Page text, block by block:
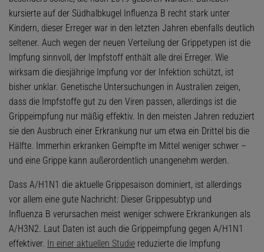
kursierte auf der Südhalbkugel Influenza B recht stark unter
Kindern, dieser Erreger war in den letzten Jahren ebenfalls deutlich
seltener. Auch wegen der neuen Verteilung der Grippetypen ist die
Impfung sinnvoll, der Impfstoff enthält alle drei Erreger. Wie
wirksam die diesjährige Impfung vor der Infektion schützt, ist
bisher unklar. Genetische Untersuchungen in Australien zeigen,
dass die Impfstoffe gut zu den Viren passen, allerdings ist die
Grippeimpfung nur mäßig effektiv. In den meisten Jahren reduziert
sie den Ausbruch einer Erkrankung nur um etwa ein Drittel bis die
Hälfte. Immerhin erkranken Geimpfte im Mittel weniger schwer –
und eine Grippe kann außerordentlich unangenehm werden.
Dass A/H1N1 die aktuelle Grippesaison dominiert, ist allerdings
vor allem eine gute Nachricht: Dieser Grippesubtyp und
Influenza B verursachen meist weniger schwere Erkrankungen als
A/H3N2. Laut Daten ist auch die Grippeimpfung gegen A/H1N1
effektiver. In einer aktuellen Studie reduzierte die Impfung